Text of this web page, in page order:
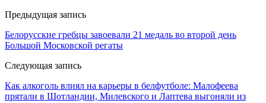
Предыдущая запись
Белорусские гребцы завоевали 21 медаль во второй день
Большой Московской регаты
Следующая запись
Как алкоголь влиял на карьеры в белфутболе: Малофеева
прятали в Шотландии, Милевского и Лаптева выгоняли из